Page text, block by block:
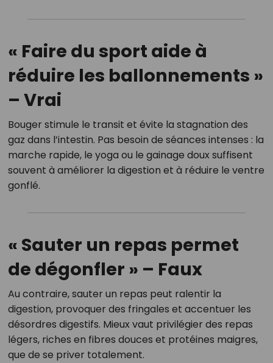
« Faire du sport aide à
réduire les ballonnements »
– Vrai
Bouger stimule le transit et évite la stagnation des
gaz dans l’intestin. Pas besoin de séances intenses : la
marche rapide, le yoga ou le gainage doux suffisent
souvent à améliorer la digestion et à réduire le ventre
gonflé.
« Sauter un repas permet
de dégonfler » – Faux
Au contraire, sauter un repas peut ralentir la
digestion, provoquer des fringales et accentuer les
désordres digestifs. Mieux vaut privilégier des repas
légers, riches en fibres douces et protéines maigres,
que de se priver totalement.